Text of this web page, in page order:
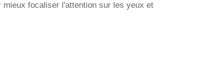
focaliser l'attention sur les yeux et